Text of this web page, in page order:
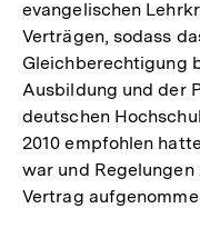
evangelischen
Verträgen, sodass
Gleichberechtigung
Ausbildung und der
deutschen
2010 empfohlen
war und
Vertrag